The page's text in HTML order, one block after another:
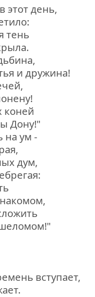
этот день,
тень
и дружина!
коней
Дону!"
на ум -
дум,
вступает,